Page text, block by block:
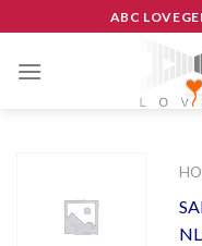
to
content
ABC